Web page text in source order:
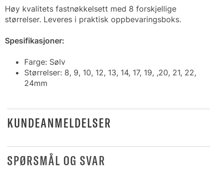
Høy kvalitets fastnøkkelsett med 8 forskjellige
størrelser. Leveres i praktisk oppbevaringsboks.
Spesifikasjoner:
Farge: Sølv
Størrelser: 8, 9, 10, 12, 13, 14, 17, 19, ,20, 21, 22,
24mm
KUNDEANMELDELSER
SPØRSMÅL OG SVAR